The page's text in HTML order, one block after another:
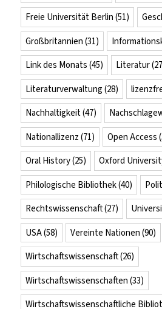
Freie Universität Berlin (51)
Großbritannien (31)
Link des Monats (45) Literatur
Literaturverwaltung (28)
Nachhaltigkeit(47)
Nationallizenz (71) Open Access
Oral History(25) Oxford
Philologische Bibliothek(40)
Rechtswissenschaft(27)
USA(58) Vereinte Nationen (90)
Wirtschaftswissenschaft(26)
Wirtschaftswissenschaften (33)
Wirtschaftswissenschaftliche